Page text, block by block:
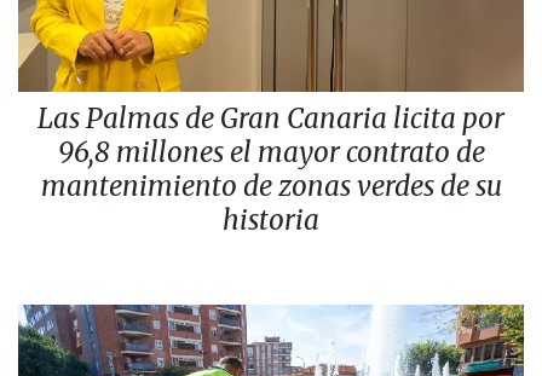
Las Palmas de Gran Canaria licita por
96,8 millones el mayor contrato de
mantenimiento de zonas verdes de su
historia